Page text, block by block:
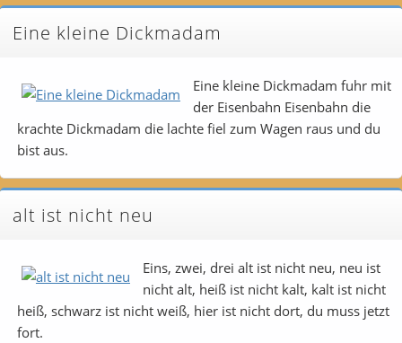
Eine kleine Dickmadam
Eine kleine Dickmadam fuhr mit
der Eisenbahn Eisenbahn die
krachte Dickmadam die lachte fiel zum Wagen raus und du
bist aus.
alt ist nicht neu
Eins, zwei, drei alt ist nicht neu, neu ist
nicht alt, heiß ist nicht kalt, kalt ist nicht
heiß, schwarz ist nicht weiß, hier ist nicht dort, du muss jetzt
fort.